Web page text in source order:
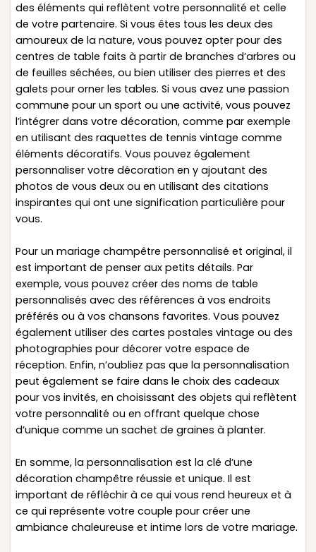
des éléments qui reflètent votre personnalité et celle
de votre partenaire. Si vous êtes tous les deux des
amoureux de la nature, vous pouvez opter pour des
centres de table faits à partir de branches d’arbres ou
de feuilles séchées, ou bien utiliser des pierres et des
galets pour orner les tables. Si vous avez une passion
commune pour un sport ou une activité, vous pouvez
l’intégrer dans votre décoration, comme par exemple
en utilisant des raquettes de tennis vintage comme
éléments décoratifs. Vous pouvez également
personnaliser votre décoration en y ajoutant des
photos de vous deux ou en utilisant des citations
inspirantes qui ont une signification particulière pour
vous.
Pour un mariage champêtre personnalisé et original, il
est important de penser aux petits détails. Par
exemple, vous pouvez créer des noms de table
personnalisés avec des références à vos endroits
préférés ou à vos chansons favorites. Vous pouvez
également utiliser des cartes postales vintage ou des
photographies pour décorer votre espace de
réception. Enfin, n’oubliez pas que la personnalisation
peut également se faire dans le choix des cadeaux
pour vos invités, en choisissant des objets qui reflètent
votre personnalité ou en offrant quelque chose
d’unique comme un sachet de graines à planter.
En somme, la personnalisation est la clé d’une
décoration champêtre réussie et unique. Il est
important de réfléchir à ce qui vous rend heureux et à
ce qui représente votre couple pour créer une
ambiance chaleureuse et intime lors de votre mariage.